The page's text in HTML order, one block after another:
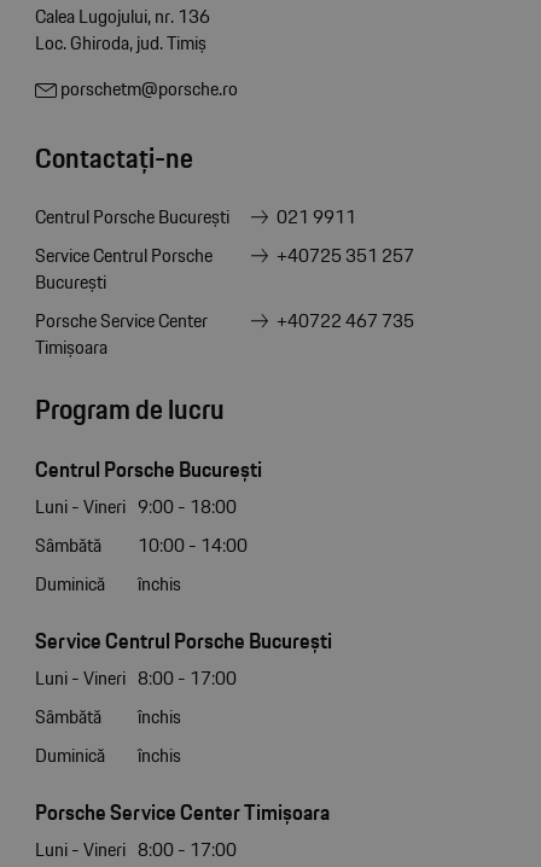
Calea Lugojului, nr. 136
Loc. Ghiroda, jud. Timiș
porschetm@porsche.ro
Contactați-ne
Centrul Porsche București
021 9911
Service Centrul Porsche
București
+40725 351 257
Porsche Service Center
Timișoara
+40722 467 735
Program de lucru
Centrul Porsche București
Luni - Vineri 9:00 - 18:00
Sâmbătă
10:00 - 14:00
Duminică
închis
Service Centrul Porsche București
Luni - Vineri 8:00 - 17:00
Sâmbătă
închis
Duminică
închis
Porsche Service Center Timișoara
Luni - Vineri 8:00 - 17:00